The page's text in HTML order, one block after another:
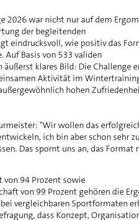
2026 war nicht nur auf dem
der begleitenden
eindrucksvoll, wie positiv das
Auf Basis von 533 validen
klares Bild: Die Challenge
Aktivität im
hohen
"Wir wollen das
ich bin aber schon sehr
Das spornt uns an, das Format
94 Prozent sowie
von 99 Prozent gehören die
vergleichbaren Sportformaten
dass Konzept,